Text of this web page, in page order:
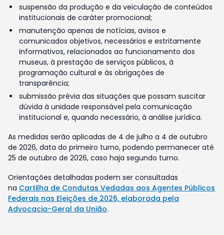
suspensão da produção e da veiculação de conteúdos
institucionais de caráter promocional;
manutenção apenas de notícias, avisos e
comunicados objetivos, necessários e estritamente
informativos, relacionados ao funcionamento dos
museus, à prestação de serviços públicos, à
programação cultural e às obrigações de
transparência;
submissão prévia das situações que possam suscitar
dúvida à unidade responsável pela comunicação
institucional e, quando necessário, à análise jurídica.
As medidas serão aplicadas de 4 de julho a 4 de outubro
de 2026, data do primeiro turno, podendo permanecer até
25 de outubro de 2026, caso haja segundo turno.
Orientações detalhadas podem ser consultadas
na Cartilha de Condutas Vedadas aos Agentes Públicos
Federais nas Eleições de 2026, elaborada pela
Advocacia-Geral da União.